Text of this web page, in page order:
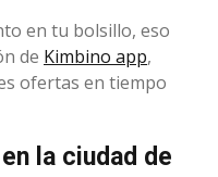
en tu bolsillo, eso
de Kimbino app,
ofertas en tiempo
la ciudad de